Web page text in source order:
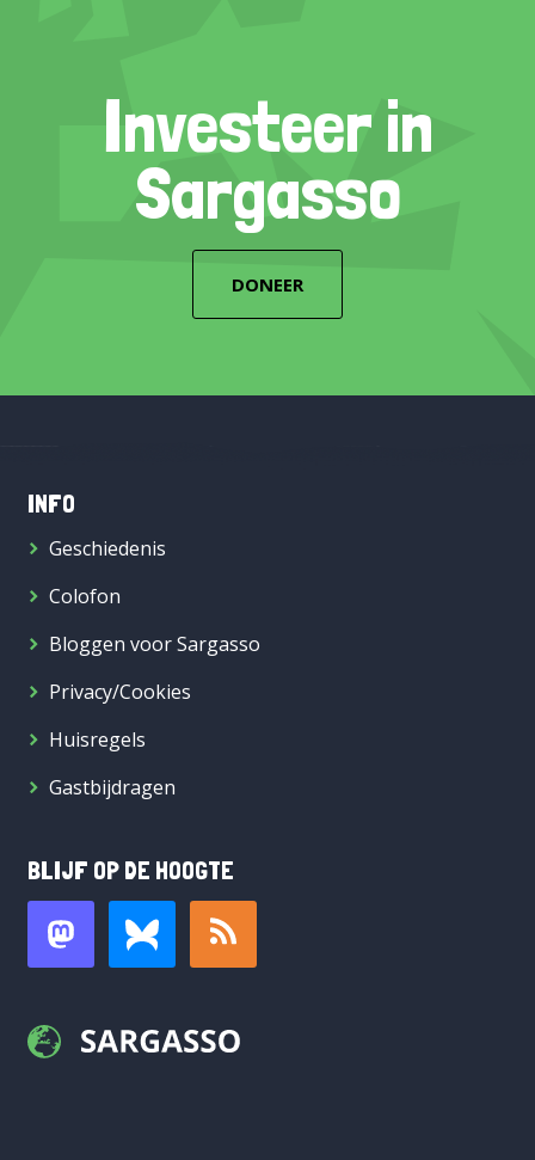
Investeer in
Sargasso
DONEER
INFO
Geschiedenis
Colofon
Bloggen voor Sargasso
Privacy/Cookies
Huisregels
Gastbijdragen
BLIJF OP DE HOOGTE